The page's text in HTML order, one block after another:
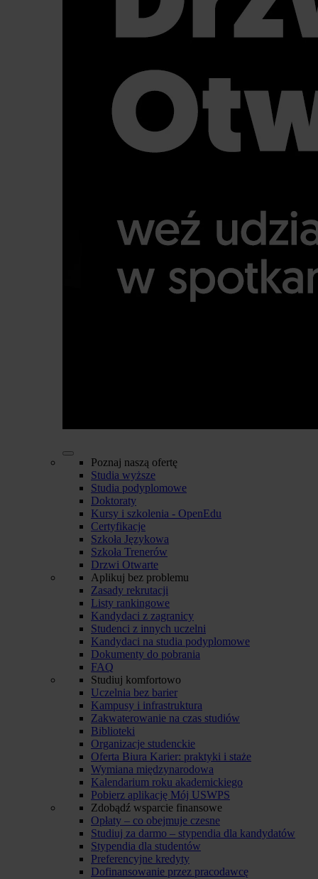
Poznaj naszą ofertę
Studia wyższe
Studia podyplomowe
Doktoraty
Kursy i szkolenia - OpenEdu
Certyfikacje
Szkoła Językowa
Szkoła Trenerów
Drzwi Otwarte
Aplikuj bez problemu
Zasady rekrutacji
Listy rankingowe
Kandydaci z zagranicy
Studenci z innych uczelni
Kandydaci na studia podyplomowe
Dokumenty do pobrania
FAQ
Studiuj komfortowo
Uczelnia bez barier
Kampusy i infrastruktura
Zakwaterowanie na czas studiów
Biblioteki
Organizacje studenckie
Oferta Biura Karier: praktyki i staże
Wymiana międzynarodowa
Kalendarium roku akademickiego
Pobierz aplikację Mój USWPS
Zdobądź wsparcie finansowe
Opłaty – co obejmuje czesne
Studiuj za darmo – stypendia dla kandydatów
Stypendia dla studentów
Preferencyjne kredyty
Dofinansowanie przez pracodawcę